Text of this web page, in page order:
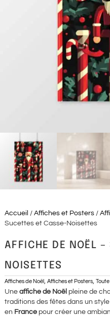
Accueil / Affiches et Posters/
Sucettes et Casse-Noisettes
AFFICHE DE NOËL –
NOISETTES
Affiches de Noël, Affiches et Posters,
Une affiche de Noël pleine de
traditions des fêtes dans un
en Francepour créer une